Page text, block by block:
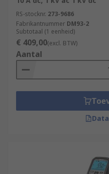
RS-stocknr. 273-9686
Fabrikantnummer DM93-2
Subtotaal (1 eenheid)
€ 409,00(excl. BTW)
Aantal